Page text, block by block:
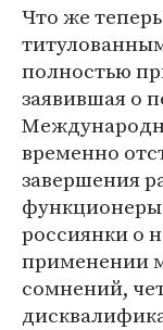
Что же
полностью
заявившая о
временно
завершения
функционеры
россиянки о
применении
сомнений,